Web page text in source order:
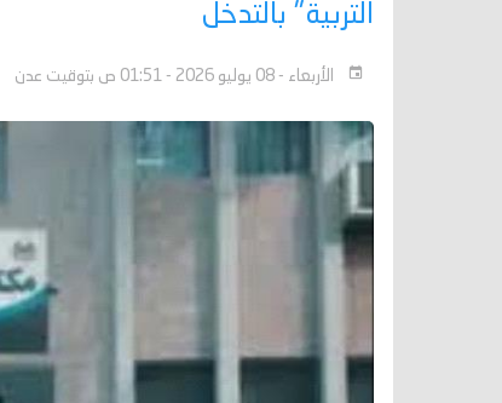
التربية" بالتدخل
الأربعاء - 08 يوليو 2026 - 01:51 ص بتوقيت عدن